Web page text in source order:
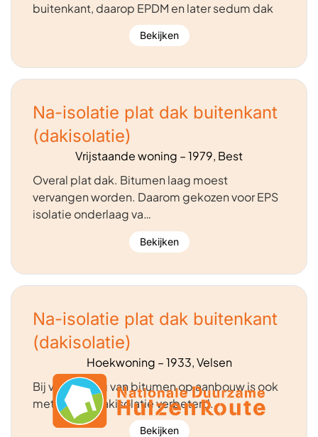
buitenkant, daarop EPDM en later sedum dak
Bekijken
Na-isolatie plat dak buitenkant
(dakisolatie)
Vrijstaande woning – 1979, Best
Overal plat dak. Bitumen laag moest
vervangen worden. Daarom gekozen voor EPS
isolatie onderlaag va…
Bekijken
Na-isolatie plat dak buitenkant
(dakisolatie)
Hoekwoning – 1933, Velsen
Bij vervanging van bitumen op aanbouw is ook
meteen de dakisolatie verbeterd.
Bekijken